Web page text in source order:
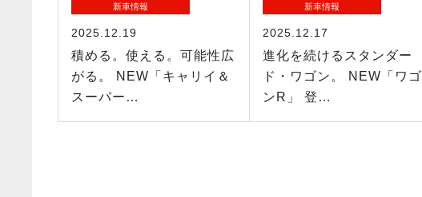
新車情報
2025.12.19
積める。使える。可能性広
がる。 NEW「キャリイ＆
スーパー…
新車情報
2025.12.17
進化を続けるスタンダー
ド・ワゴン。 NEW「ワゴ
ンR」 登…